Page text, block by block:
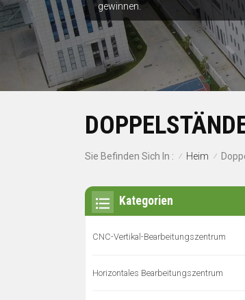
gewinnen.
Sie Befinden Sich In : / Heim /
Kategorien
CNC-Vertikal-Bearbeitungszentrum
Horizontales Bearbeitungszentrum